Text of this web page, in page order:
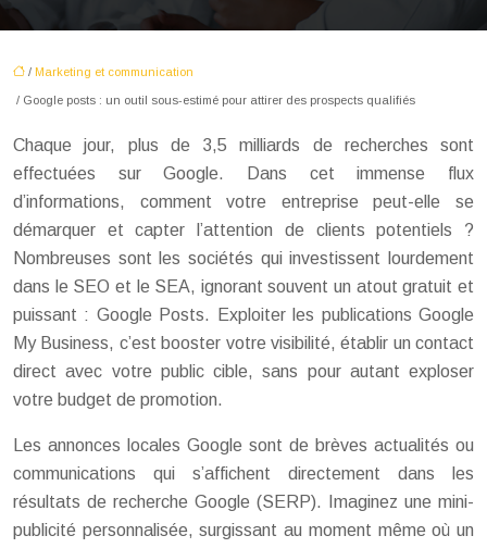
/ Marketing et communication
/ Google posts : un outil sous-estimé pour attirer des prospects qualifiés
Chaque jour, plus de 3,5 milliards de recherches sont
effectuées sur Google. Dans cet immense flux
d’informations, comment votre entreprise peut-elle se
démarquer et capter l’attention de clients potentiels ?
Nombreuses sont les sociétés qui investissent lourdement
dans le SEO et le SEA, ignorant souvent un atout gratuit et
puissant : Google Posts. Exploiter les publications Google
My Business, c’est booster votre visibilité, établir un contact
direct avec votre public cible, sans pour autant exploser
votre budget de promotion.
Les annonces locales Google sont de brèves actualités ou
communications qui s’affichent directement dans les
résultats de recherche Google (SERP). Imaginez une mini-
publicité personnalisée, surgissant au moment même où un